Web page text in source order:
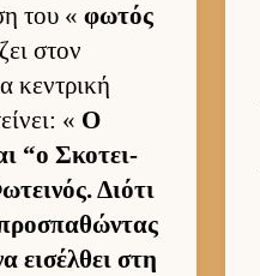
του «φωτός
στον
κεντρική
« Ο
“ο Σκοτει­
Διότι
ει­σέλ­θει στη